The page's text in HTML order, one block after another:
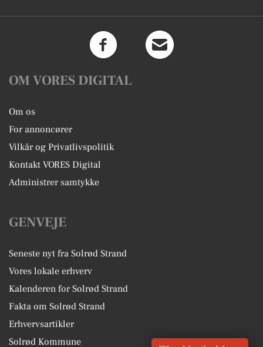
OM VORES DIGITAL
Om os
For annoncører
Vilkår og Privatlivspolitik
Kontakt VORES Digital
Administrer samtykke
GENVEJE
Seneste nyt fra Solrød Strand
Vores lokale erhverv
Kalenderen for Solrød Strand
Fakta om Solrød Strand
Erhvervsartikler
Solrød Kommune